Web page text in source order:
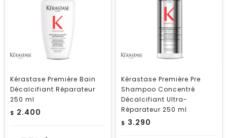
Kérastase Première Bain
Décalcifiant Réparateur
250 ml
$ 2.400
Kérastase Première Pre
Shampoo Concentré
Décalcifiant Ultra-
Réparateur 250 ml
$ 3.290